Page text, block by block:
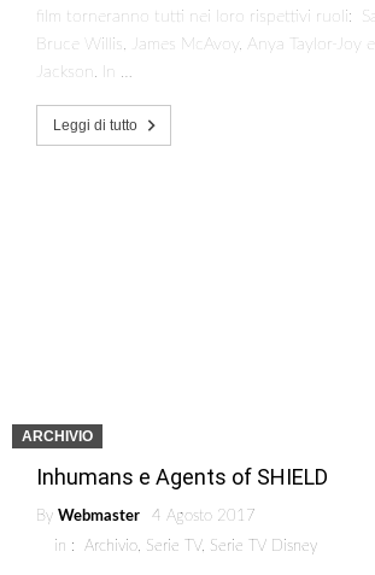
film torneranno tutti nei loro rispettivi ruoli:
Bruce Willis, James McAvoy, Anya Taylor-Joy
Jackson. In …
Leggi di tutto
ARCHIVIO
Inhumans e Agents of SHIELD
By Webmaster
4 Agosto 2017
in : Archivio, Serie TV, Serie TV Disney